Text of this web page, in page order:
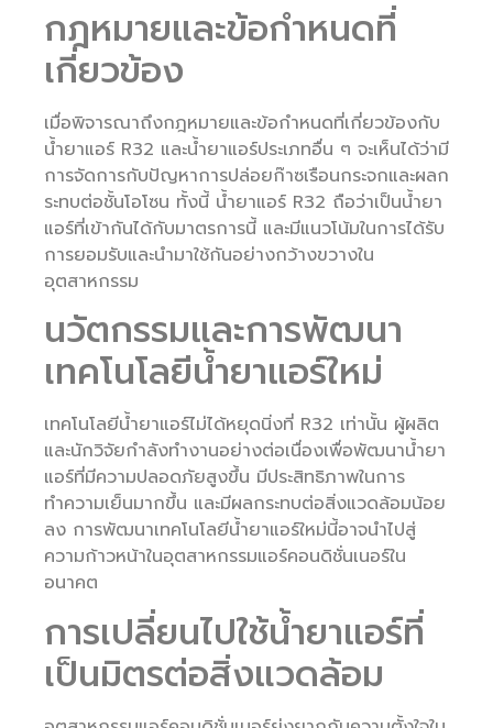
กฎหมายและข้อกำหนดที่
เกี่ยวข้อง
เมื่อพิจารณาถึงกฎหมายและข้อกำหนดที่เกี่ยวข้องกับ
น้ำยาแอร์ R32 และน้ำยาแอร์ประเภทอื่น ๆ จะเห็นได้ว่ามี
การจัดการกับปัญหาการปล่อยก๊าซเรือนกระจกและผลก
ระทบต่อชั้นโอโซน ทั้งนี้ น้ำยาแอร์ R32 ถือว่าเป็นน้ำยา
แอร์ที่เข้ากันได้กับมาตรการนี้ และมีแนวโน้มในการได้รับ
การยอมรับและนำมาใช้กันอย่างกว้างขวางใน
อุตสาหกรรม
นวัตกรรมและการพัฒนา
เทคโนโลยีน้ำยาแอร์ใหม่
เทคโนโลยีน้ำยาแอร์ไม่ได้หยุดนิ่งที่ R32 เท่านั้น ผู้ผลิต
และนักวิจัยกำลังทำงานอย่างต่อเนื่องเพื่อพัฒนาน้ำยา
แอร์ที่มีความปลอดภัยสูงขึ้น มีประสิทธิภาพในการ
ทำความเย็นมากขึ้น และมีผลกระทบต่อสิ่งแวดล้อมน้อย
ลง การพัฒนาเทคโนโลยีน้ำยาแอร์ใหม่นี้อาจนำไปสู่
ความก้าวหน้าในอุตสาหกรรมแอร์คอนดิชั่นเนอร์ใน
อนาคต
การเปลี่ยนไปใช้น้ำยาแอร์ที่
เป็นมิตรต่อสิ่งแวดล้อม